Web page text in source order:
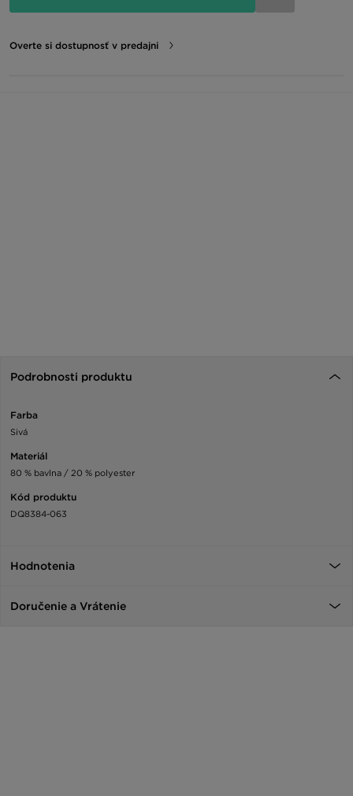
Overte si dostupnosť v predajni
Podrobnosti produktu
Farba
Sivá
Materiál
80 % bavlna / 20 % polyester
Kód produktu
DQ8384-063
Hodnotenia
Doručenie a Vrátenie